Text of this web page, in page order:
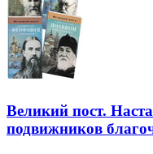
Великий пост.
подвижников